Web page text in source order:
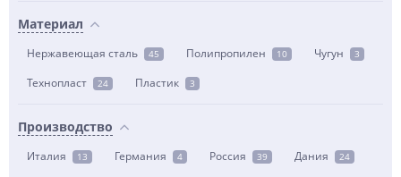
Материал
Нержавеющая сталь 45 Полипропилен 10 Чугун 3
Технопласт 24 Пластик 3
Производство
Италия 13 Германия 4 Россия 39 Дания 24